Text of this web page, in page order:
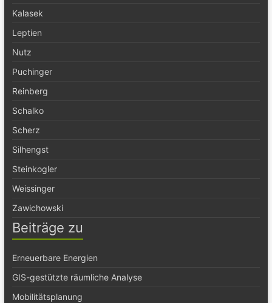
Kalasek
Leptien
Nutz
Puchinger
Reinberg
Schalko
Scherz
Silhengst
Steinkogler
Weissinger
Zawichowski
Beiträge zu
Erneuerbare Energien
GIS-gestützte räumliche Analyse
Mobilitätsplanung